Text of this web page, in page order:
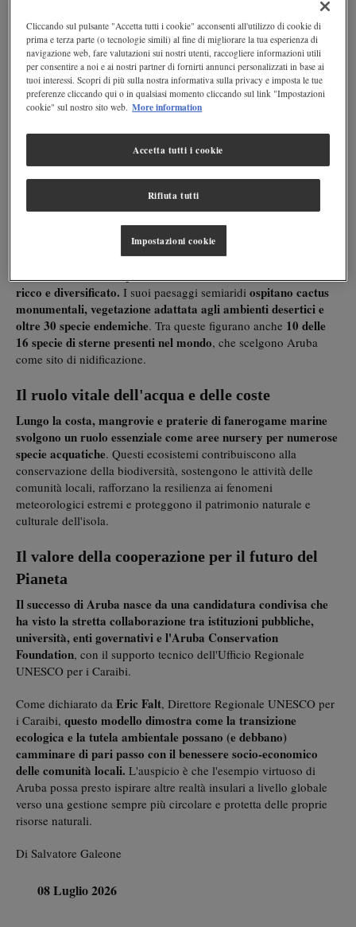
Aruba è infatti una delle pochissime nazioni insulari al mondo
(insieme a São Tomé e Príncipe) ad aver ottenuto questo titolo
per l'intero territorio nazionale.
Un ecosistema prezioso, tra terra e mare
La nuova Riserva si estende su una superficie terrestre di
e delicato, in cui la tutela delle risorse naturali gioca un ruolo
fondamentale per la sopravvivenza della flora e della fauna
popolazione di circa 108.000 abitanti
così una tappa significativa non solo per il proprio percorso di
sviluppo sostenibile, ma anche per l'intera regione caraibica.
ricco e diversificato. I suoi paesaggi semiaridi ospitano cactus
monumentali, vegetazione adattata agli ambienti desertici e
oltre 30 specie endemiche. Tra queste figurano anche 10 delle
16 specie di sterne presenti nel mondo, che scelgono Aruba
come sito di nidificazione.
Il ruolo vitale dell'acqua e delle coste
Lungo la costa, mangrovie e praterie di fanerogame marine
svolgono un ruolo essenziale come aree nursery per numerose
specie acquatiche. Questi ecosistemi contribuiscono alla
conservazione della biodiversità, sostengono le attività delle
comunità locali, rafforzano la resilienza ai fenomeni
meteorologici estremi e proteggono il patrimonio naturale e
culturale dell'isola.
Il valore della cooperazione per il futuro del
Pianeta
Il successo di Aruba nasce da una candidatura condivisa che
ha visto la stretta collaborazione tra istituzioni pubbliche,
università, enti governativi e l'Aruba Conservation
Foundation, con il supporto tecnico dell'Ufficio Regionale
UNESCO per i Caraibi.
Come dichiarato da Eric Falt, Direttore Regionale UNESCO per
i Caraibi, questo modello dimostra come la transizione
ecologica e la tutela ambientale possano (e debbano)
camminare di pari passo con il benessere socio-economico
delle comunità locali. L'auspicio è che l'esempio virtuoso di
Aruba possa presto ispirare altre realtà insulari a livello globale
verso una gestione sempre più circolare e protetta delle proprie
risorse naturali.
Di Salvatore Galeone
08 Luglio 2026
Cliccando sul pulsante "Accetta tutti i cookie" acconsenti all'utilizzo di cookie di
prima e terza parte (o tecnologie simili) al fine di migliorare la tua esperienza di
navigazione web, fare valutazioni sui nostri utenti, raccogliere informazioni utili
per consentire a noi e ai nostri partner di fornirti annunci personalizzati in base ai
tuoi interessi. Scopri di più sulla nostra informativa sulla privacy e imposta le tue
preferenze cliccando qui o in qualsiasi momento cliccando sul link "Impostazioni
cookie" sul nostro sito web. More information
Rifiuta tutti
Accetta tutti i cookie
Impostazioni cookie